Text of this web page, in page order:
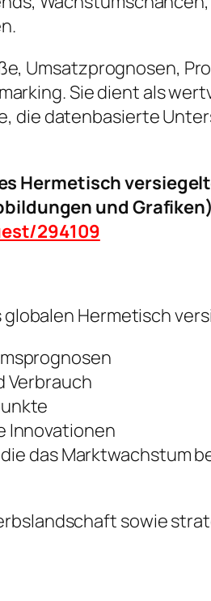
Umsatzprognosen,
Sie dient als
die datenbasierte
Hermetisch
und
294109
Hermetisch
Verbrauch
Innovationen
das Marktwachstum
sowie